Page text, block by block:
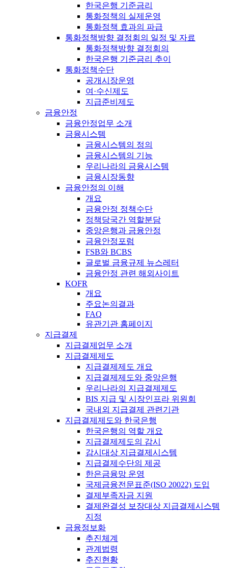
한국은행 기준금리
통화정책의 실제운영
통화정책 효과의 파급
통화정책방향 결정회의 일정 및 자료
통화정책방향 결정회의
한국은행 기준금리 추이
통화정책수단
공개시장운영
여·수신제도
지급준비제도
금융안정
금융안정업무 소개
금융시스템
금융시스템의 정의
금융시스템의 기능
우리나라의 금융시스템
금융시장동향
금융안정의 이해
개요
금융안정 정책수단
정책당국간 역할분담
중앙은행과 금융안정
금융안정포럼
FSB와 BCBS
글로벌 금융규제 뉴스레터
금융안정 관련 해외사이트
KOFR
개요
주요논의결과
FAQ
유관기관 홈페이지
지급결제
지급결제업무 소개
지급결제제도
지급결제제도 개요
지급결제제도와 중앙은행
우리나라의 지급결제제도
BIS 지급 및 시장인프라 위원회
국내외 지급결제 관련기관
지급결제제도와 한국은행
한국은행의 역할 개요
지급결제제도의 감시
감시대상 지급결제시스템
지급결제수단의 제공
한은금융망 운영
국제금융전문표준(ISO 20022) 도입
결제부족자금 지원
결제완결성 보장대상 지급결제시스템
지정
금융정보화
추진체계
관계법령
추진현황